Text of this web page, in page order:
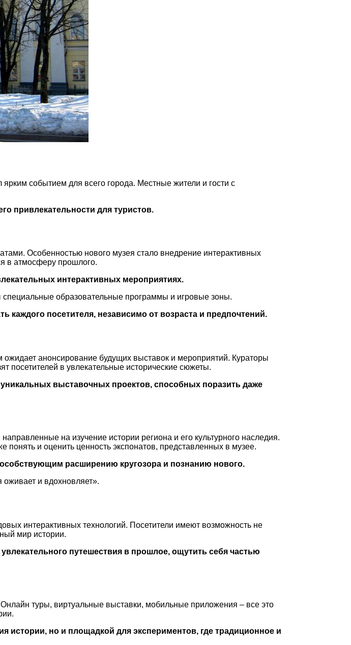
событием для всего города. Местные жители и гости с
привлекательности для туристов.
Особенностью нового музея стало внедрение интерактивных
в атмосферу прошлого.
интерактивных мероприятиях.
специальные образовательные программы и игровые зоны.
каждого посетителя, независимо от возраста и предпочтений.
анонсирование будущих выставок и мероприятий. Кураторы
посетителей в увлекательные исторические сюжеты.
выставочных проектов, способных поразить даже
на изучение истории региона и его культурного наследия.
и оценить ценность экспонатов, представленных в музее.
расширению кругозора и познанию нового.
и вдохновляет».
интерактивных технологий. Посетители имеют возможность не
мир истории.
путешествия в прошлое, ощутить себя частью
туры, виртуальные выставки, мобильные приложения – все это
истории, но и площадкой для экспериментов, где традиционное и